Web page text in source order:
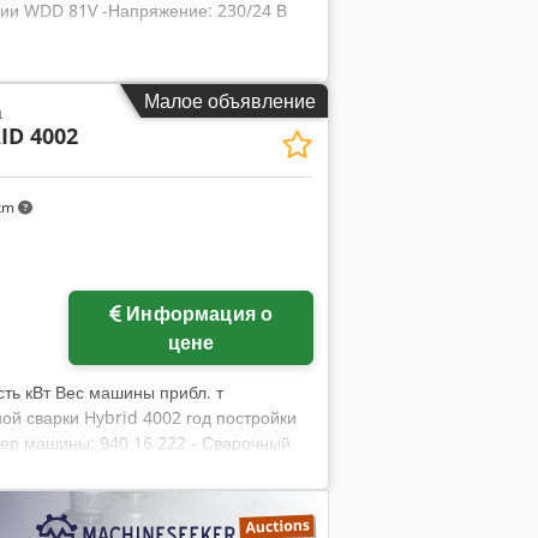
WDD 81V -Напряжение: 230/24 В
Малое объявление
4002
цене
кВт Вес машины прибл. т
сварки Hybrid 4002 год постройки
машины: 940 16 222 - Сварочный
шлангов ок. 4000 мм - Пакет